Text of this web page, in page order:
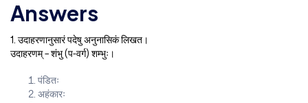
Answers
1. उदाहरणानुसारं पदेषु अनुनासिकं लिखत।
उदाहरणम् – शंभु (प-वर्ग) शम्भुः।
पंडितः
अहंकारः